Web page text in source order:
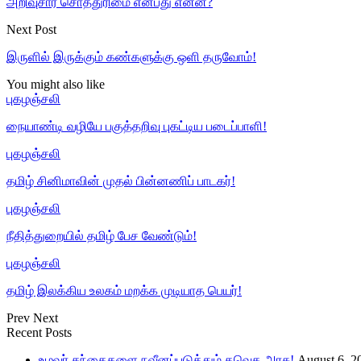
Next Post
இருளில் இருக்கும் கண்களுக்கு ஒளி தருவோம்!
You might also like
புகழஞ்சலி
நையாண்டி வழியே பகுத்தறிவு புகட்டிய படைப்பாளி!
புகழஞ்சலி
தமிழ் சினிமாவின் முதல் பின்னணிப் பாடகர்!
புகழஞ்சலி
நீதித்துறையில் தமிழ் பேச வேண்டும்!
புகழஞ்சலி
தமிழ் இலக்கிய உலகம் மறக்க முடியாத பெயர்!
Prev Next
Recent Posts